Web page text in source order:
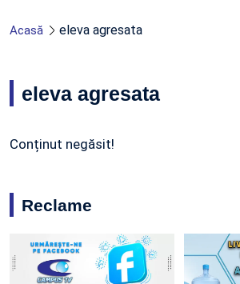
Acasă eleva agresata
eleva agresata
Conținut negăsit!
Reclame